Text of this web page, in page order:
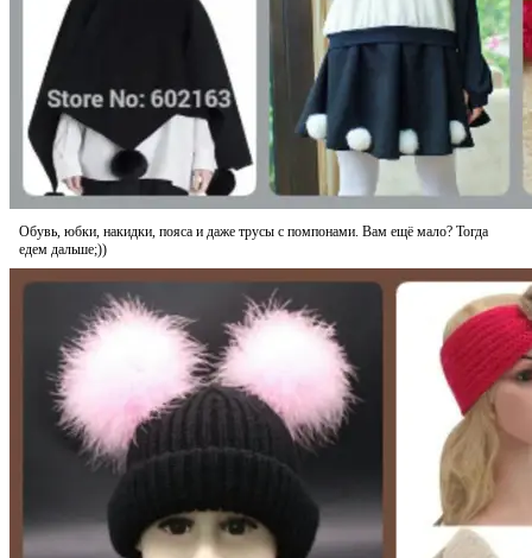
Обувь, юбки, накидки, пояса и даже трусы с помпонами. Вам ещё мало? Тогда
едем дальше;))